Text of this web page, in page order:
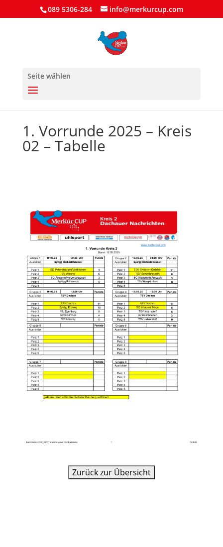
089 5306-284 info@merkurcup.com
Seite wählen
1. Vorrunde 2025 – Kreis
02 – Tabelle